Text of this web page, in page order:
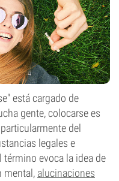
está cargado de
gente, colocarse es
del
legales e
término evoca la idea de
mental, alucinaciones